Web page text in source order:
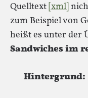
Quelltext [xml]
zum Beispiel von
heißt es unter der
Sandwiches im
Hintergrund: